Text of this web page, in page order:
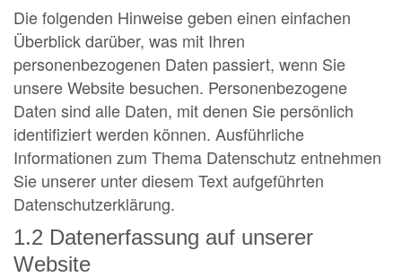
Die folgenden Hinweise geben einen einfachen
Überblick darüber, was mit Ihren
personenbezogenen Daten passiert, wenn Sie
unsere Website besuchen. Personenbezogene
Daten sind alle Daten, mit denen Sie persönlich
identifiziert werden können. Ausführliche
Informationen zum Thema Datenschutz entnehmen
Sie unserer unter diesem Text aufgeführten
Datenschutzerklärung.
1.2 Datenerfassung auf unserer
Website